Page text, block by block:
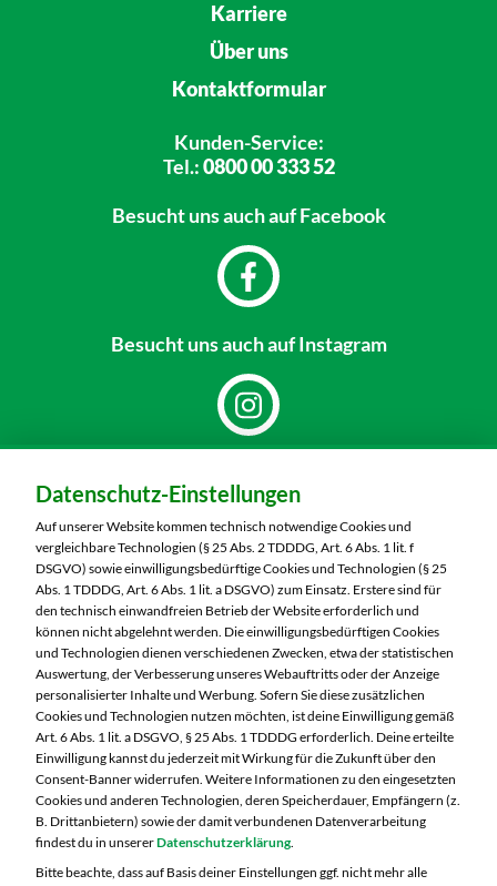
Karriere
Über uns
Kontaktformular
Kunden-Service:
Tel.:0800 00 333 52
Besucht unsauch auf Facebook
Besucht unsauch auf Instagram
MARKTKAUF Schweinfurt
Carl-Benz-Straße 7
97424 Schweinfurt
Telefon:09721 77040
Markt ändern
Öffnungszeiten diese Woche:
Mo:
07:00 – 20:00 Uhr
Di:
07:00 – 20:00 Uhr
Mi:
07:00 – 20:00 Uhr
Do:
07:00 – 20:00 Uhr
Fr:
07:00 – 20:00 Uhr
Datenschutz-Einstellungen
Auf unserer Website kommen technisch notwendige Cookies und
vergleichbare Technologien (§ 25 Abs. 2 TDDDG, Art. 6 Abs. 1 lit. f
DSGVO) sowie einwilligungsbedürftige Cookies und Technologien (§ 25
Abs. 1 TDDDG, Art. 6 Abs. 1 lit. a DSGVO) zum Einsatz. Erstere sind für
den technisch einwandfreien Betrieb der Website erforderlich und
können nicht abgelehnt werden. Die einwilligungsbedürftigen Cookies
und Technologien dienen verschiedenen Zwecken, etwa der statistischen
Auswertung, der Verbesserung unseres Webauftritts oder der Anzeige
personalisierter Inhalte und Werbung. Sofern Sie diese zusätzlichen
Cookies und Technologien nutzen möchten, ist deine Einwilligung gemäß
Art. 6 Abs. 1 lit. a DSGVO, § 25 Abs. 1 TDDDG erforderlich. Deine erteilte
Einwilligung kannst du jederzeit mit Wirkung für die Zukunft über den
Consent-Banner widerrufen. Weitere Informationen zu den eingesetzten
Cookies und anderen Technologien, deren Speicherdauer, Empfängern (z.
B. Drittanbietern) sowie der damit verbundenen Datenverarbeitung
findest du in unsererDatenschutzerklärung.
Bitte beachte, dass auf Basis deiner Einstellungen ggf. nicht mehr alle